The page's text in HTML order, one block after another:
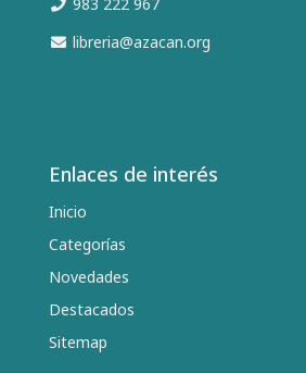
libreria@azacan.org
Enlaces de interés
Inicio
Categorías
Novedades
Destacados
Sitemap